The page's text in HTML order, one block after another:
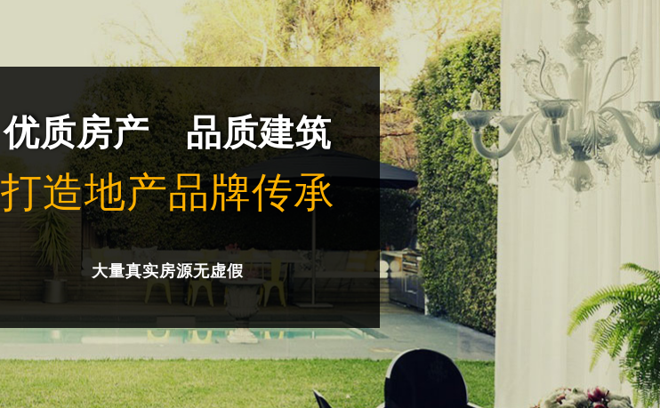
优质房产 品质建筑
打造地产品牌传承
大量真实房源无虚假